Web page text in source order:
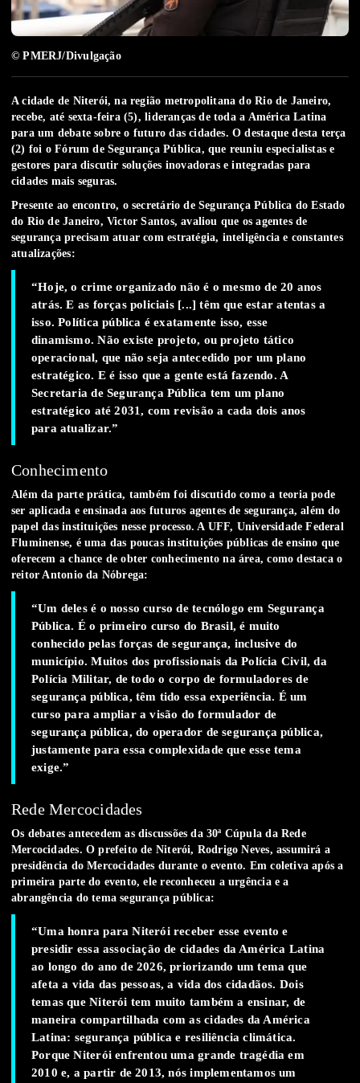
© PMERJ/Divulgação
A cidade de Niterói, na região metropolitana do Rio de Janeiro,
recebe, até sexta-feira (5), lideranças de toda a América Latina
para um debate sobre o futuro das cidades. O destaque desta terça
(2) foi oFórum de Segurança Pública, que reuniu especialistas e
gestores para discutir soluções inovadoras e integradas para
cidades mais seguras.
Presente ao encontro, o secretário de Segurança Pública do Estado
do Rio de Janeiro, Victor Santos, avaliou que osagentes de
segurança precisam atuar com estratégia, inteligência e constantes
atualizações:
“Hoje, o crime organizado não é o mesmo de 20 anos
atrás. E as forças policiais [...] têm que estar atentas a
isso. Política pública é exatamente isso, esse
dinamismo. Não existe projeto, ou projeto tático
operacional, que não seja antecedido por um plano
estratégico. E é isso que a gente está fazendo. A
Secretaria de Segurança Pública tem um plano
estratégico até 2031, com revisão a cada dois anos
para atualizar.”
Conhecimento
Além da parte prática, também foi discutido como a teoria pode
ser aplicada e ensinada aos futuros agentes de segurança, além do
papel das instituições nesse processo. A UFF, Universidade Federal
Fluminense, é uma das poucas instituições públicas de ensino que
oferecem a chance de obter conhecimento na área, como destaca o
reitor Antonio da Nóbrega:
“Um deles é o nosso curso de tecnólogo em Segurança
Pública. É o primeiro curso do Brasil, é muito
conhecido pelas forças de segurança, inclusive do
município. Muitos dos profissionais da Polícia Civil, da
Polícia Militar, de todo o corpo de formuladores de
segurança pública, têm tido essa experiência. É um
curso para ampliar a visão do formulador de
segurança pública, do operador de segurança pública,
justamente para essa complexidade que esse tema
exige.”
Rede Mercocidades
Os debates antecedem as discussões da 30ª Cúpula da Rede
Mercocidades. O prefeito de Niterói, Rodrigo Neves, assumirá a
presidência do Mercocidades durante o evento. Em coletiva após a
primeira parte do evento, ele reconheceu a urgência e a
abrangência do tema segurança pública:
“Uma honra para Niterói receber esse evento e
presidir essa associação de cidades da América Latina
ao longo do ano de 2026, priorizando um tema que
afeta a vida das pessoas, a vida dos cidadãos. Dois
temas que Niterói tem muito também a ensinar, de
maneira compartilhada com as cidades da América
Latina: segurança pública e resiliência climática.
Porque Niterói enfrentou uma grande tragédia em
2010 e, a partir de 2013, nós implementamos um